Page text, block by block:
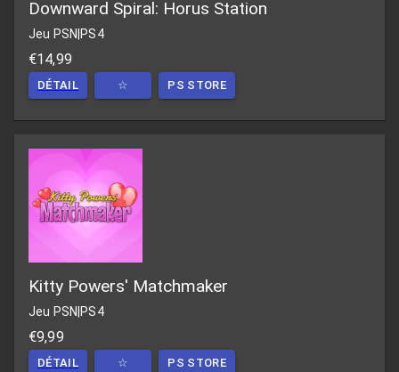
Downward Spiral: Horus Station
Jeu PSN PS4
€14,99
DÉTAIL ☆ PS STORE
Kitty Powers' Matchmaker
Jeu PSN PS4
€9,99
DÉTAIL ☆ PS STORE